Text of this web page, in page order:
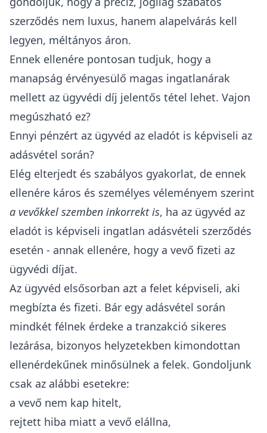
szerződés nem luxus, hanem alapelvárás kell
legyen, méltányos áron.
Ennek ellenére pontosan tudjuk, hogy a
manapság érvényesülő magas ingatlanárak
mellett az ügyvédi díj jelentős tétel lehet. Vajon
megúszható ez?
Ennyi pénzért az ügyvéd az eladót is képviseli az
adásvétel során?
Elég elterjedt és szabályos gyakorlat, de ennek
ellenére káros és személyes véleményem szerint
a vevőkkel szemben inkorrekt is, ha az ügyvéd az
eladót is képviseli ingatlan adásvételi szerződés
esetén - annak ellenére, hogy a vevő fizeti az
ügyvédi díjat.
Az ügyvéd elsősorban azt a felet képviseli, aki
megbízta és fizeti. Bár egy adásvétel során
mindkét félnek érdeke a tranzakció sikeres
lezárása, bizonyos helyzetekben kimondottan
ellenérdekűnek minősülnek a felek. Gondoljunk
csak az alábbi esetekre:
a vevő nem kap hitelt,
rejtett hiba miatt a vevő elállna,